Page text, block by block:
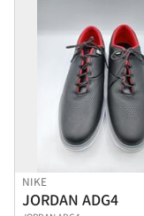
NIKE
JORDAN ADG4